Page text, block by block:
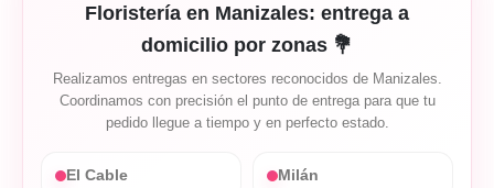
Floristería en Manizales: entrega a
domicilio por zonas 💐
Realizamos entregas en sectores reconocidos de Manizales.
Coordinamos con precisión el punto de entrega para que tu
pedido llegue a tiempo y en perfecto estado.
El Cable Milán